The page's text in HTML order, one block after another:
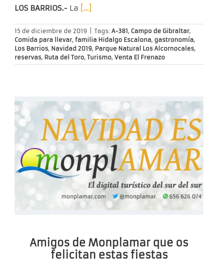
LOS BARRIOS.- La […]
15 de diciembre de 2019 Tags: A-381, Campo de Gibraltar,
Comida para llevar, familia Hidalgo Escalona, gastronomía,
Los Barrios, Navidad 2019, Parque Natural Los Alcornocales,
reservas, Ruta del Toro, Turismo, Venta El Frenazo
Amigos de Monplamar que os
felicitan estas fiestas